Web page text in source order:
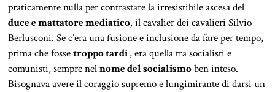
praticamente nulla per contrastare la irresistibile ascesa del
duce e mattatore mediatico,il cavalier dei cavalieri Silvio
Berlusconi. Se c’era una fusione e inclusione da fare per tempo,
prima che fossetroppo tardi, era quella tra socialisti e
comunisti, sempre nelnome del socialismoben inteso.
Bisognava avere il coraggio supremo e lungimirante di darsi un